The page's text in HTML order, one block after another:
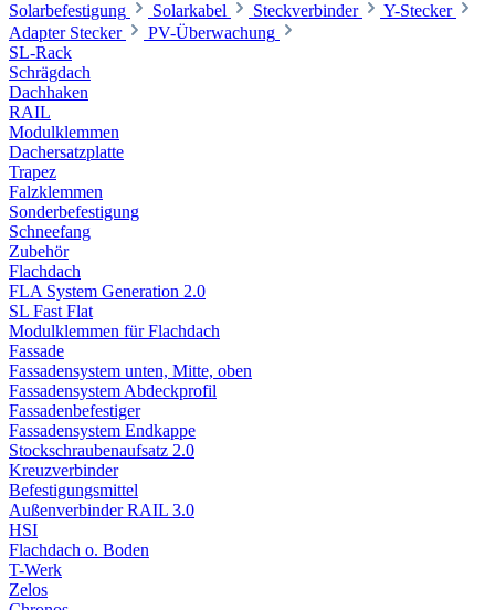
Solarbefestigung Solarkabel Steckverbinder
Y-Stecker
Adapter Stecker
PV-Überwachung
SL-Rack
Schrägdach
Dachhaken
RAIL
Modulklemmen
Dachersatzplatte
Trapez
Falzklemmen
Sonderbefestigung
Schneefang
Zubehör
Flachdach
FLA System Generation 2.0
SL Fast Flat
Modulklemmen für Flachdach
Fassade
Fassadensystem unten, Mitte, oben
Fassadensystem Abdeckprofil
Fassadenbefestiger
Fassadensystem Endkappe
Stockschrauben­aufsatz 2.0
Kreuzverbinder
Befestigungsmittel
Außenverbinder RAIL 3.0
HSI
Flachdach o. Boden
T-Werk
Zelos